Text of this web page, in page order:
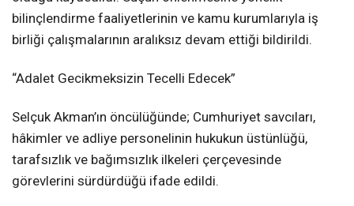
bilinçlendirme faaliyetlerinin ve kamu kurumlarıyla iş
birliği çalışmalarının aralıksız devam ettiği bildirildi.
“Adalet Gecikmeksizin Tecelli Edecek”
Selçuk Akman’ın öncülüğünde; Cumhuriyet savcıları,
hâkimler ve adliye personelinin hukukun üstünlüğü,
tarafsızlık ve bağımsızlık ilkeleri çerçevesinde
görevlerini sürdürdüğü ifade edildi.